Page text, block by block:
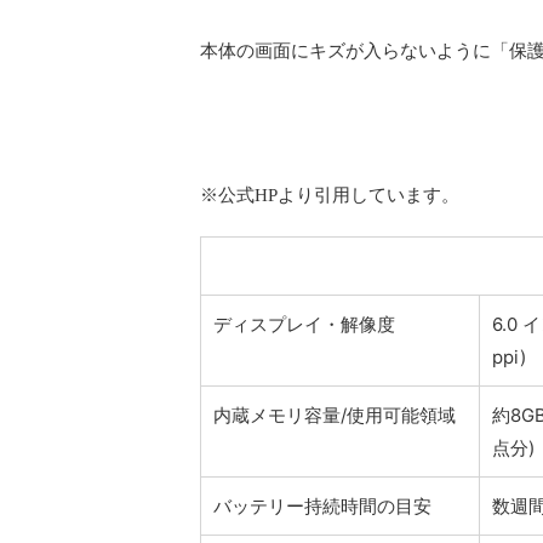
本体の画面にキズが入らないように「保
※公式HPより引用しています。
ディスプレイ・解像度
6.0
ppi)
内蔵メモリ容量/使用可能領域
約
点分)
バッテリー持続時間の目安 数週